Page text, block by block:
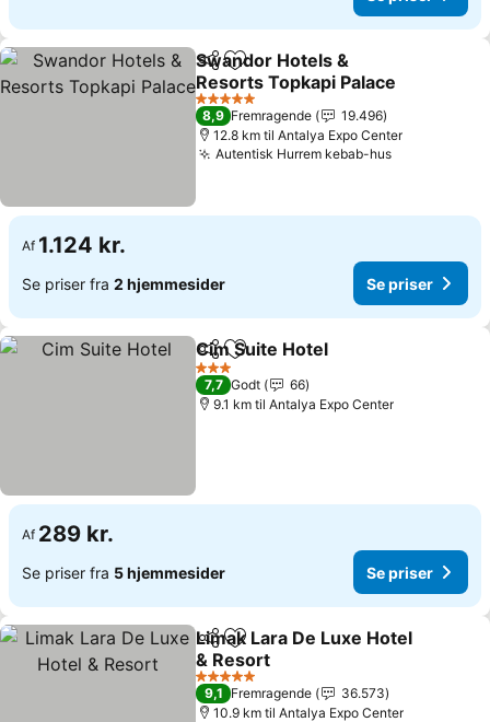
Del Føj til favoritter
Swandor Hotels &
Resorts Topkapi Palace
5 Stjerner
8,9 Fremragende
19.496
12.8 km til Antalya Expo Center
Autentisk Hurrem kebab-hus
Af 1.124 kr.
Se priser fra 2 hjemmesider Se priser
Del Føj til favoritter
Cim Suite Hotel
3 Stjerner
7,7 Godt
66
9.1 km til Antalya Expo Center
Af 289 kr.
Se priser fra 5 hjemmesider Se priser
Del Føj til favoritter
Limak Lara De Luxe Hotel
& Resort
5 Stjerner
9,1 Fremragende
36.573
10.9 km til Antalya Expo Center